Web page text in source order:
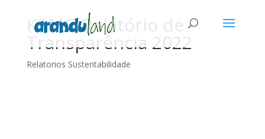
KPMG Relatório de
Transparência 2022
Relatorios Sustentabilidade